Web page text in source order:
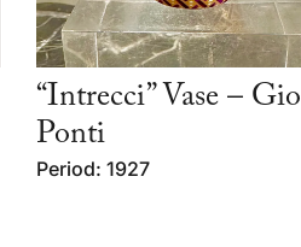
“Intrecci” Vase – Gio
Ponti
Period: 1927